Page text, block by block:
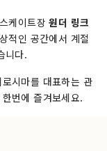
케이트장원더 링크
적인 공간에서 계절
니다.
시마를 대표하는 관
번에 즐겨보세요.